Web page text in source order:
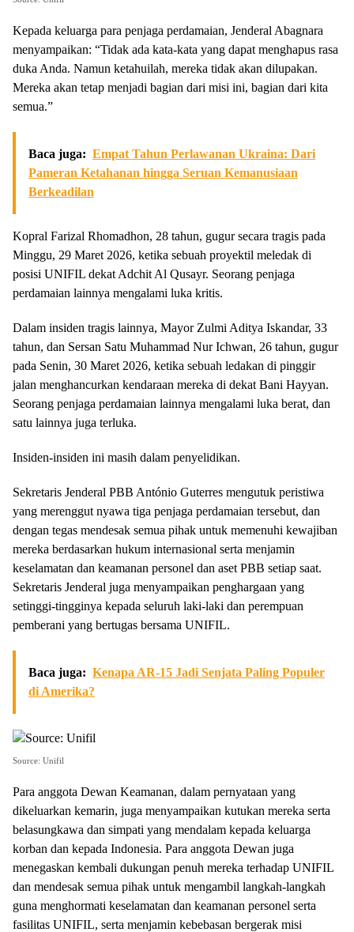
Kepada keluarga para penjaga perdamaian, Jenderal Abagnara
menyampaikan: “Tidak ada kata-kata yang dapat menghapus rasa
duka Anda. Namun ketahuilah, mereka tidak akan dilupakan.
Mereka akan tetap menjadi bagian dari misi ini, bagian dari kita
semua.”
Baca juga: Empat Tahun Perlawanan Ukraina: Dari
Pameran Ketahanan hingga Seruan Kemanusiaan
Berkeadilan
Kopral Farizal Rhomadhon, 28 tahun, gugur secara tragis pada
Minggu, 29 Maret 2026, ketika sebuah proyektil meledak di
posisi UNIFIL dekat Adchit Al Qusayr. Seorang penjaga
perdamaian lainnya mengalami luka kritis.
Dalam insiden tragis lainnya, Mayor Zulmi Aditya Iskandar, 33
tahun, dan Sersan Satu Muhammad Nur Ichwan, 26 tahun, gugur
pada Senin, 30 Maret 2026, ketika sebuah ledakan di pinggir
jalan menghancurkan kendaraan mereka di dekat Bani Hayyan.
Seorang penjaga perdamaian lainnya mengalami luka berat, dan
satu lainnya juga terluka.
Insiden-insiden ini masih dalam penyelidikan.
Sekretaris Jenderal PBB António Guterres mengutuk peristiwa
yang merenggut nyawa tiga penjaga perdamaian tersebut, dan
dengan tegas mendesak semua pihak untuk memenuhi kewajiban
mereka berdasarkan hukum internasional serta menjamin
keselamatan dan keamanan personel dan aset PBB setiap saat.
Sekretaris Jenderal juga menyampaikan penghargaan yang
setinggi-tingginya kepada seluruh laki-laki dan perempuan
pemberani yang bertugas bersama UNIFIL.
Baca juga: Kenapa AR-15 Jadi Senjata Paling Populer
di Amerika?
Source: Unifil
Para anggota Dewan Keamanan, dalam pernyataan yang
dikeluarkan kemarin, juga menyampaikan kutukan mereka serta
belasungkawa dan simpati yang mendalam kepada keluarga
korban dan kepada Indonesia. Para anggota Dewan juga
menegaskan kembali dukungan penuh mereka terhadap UNIFIL
dan mendesak semua pihak untuk mengambil langkah-langkah
guna menghormati keselamatan dan keamanan personel serta
fasilitas UNIFIL, serta menjamin kebebasan bergerak misi